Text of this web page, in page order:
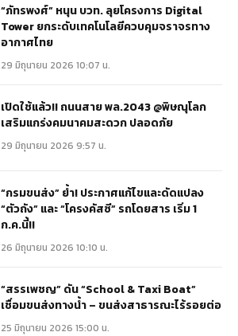
“ภัทรพงศ์” หนุน บวท. ลุยโครงการ Digital
Tower ยกระดับเทคโนโลยีควบคุมจราจรทาง
อากาศไทย
29 มิถุนายน 2026 10:07 น.
เปิดใช้แล้ว!! ถนนสาย พล.2043 @พิษณุโลก
เสริมแกร่งคมนาคมสะดวก ปลอดภัย
29 มิถุนายน 2026 9:57 น.
“กรมขนส่ง” ย้ำ! ประกาศแก้ไขและดัดแปลง
“ตัวถัง” และ “โครงคัสซี” รถโดยสาร เริ่ม 1
ก.ค.นี้!!
26 มิถุนายน 2026 10:10 น.
“สรรเพชญ” ดัน “School & Taxi Boat”
เชื่อมขนส่งทางน้ำ – ขนส่งสาธารณะไร้รอยต่อ
25 มิถุนายน 2026 15:00 น.